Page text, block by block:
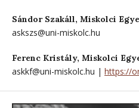
Sándor Szakáll, Miskolci
askszs@uni-miskolc.hu
Ferenc Kristály, Miskolci
askkf@uni-miskolc.hu | https://